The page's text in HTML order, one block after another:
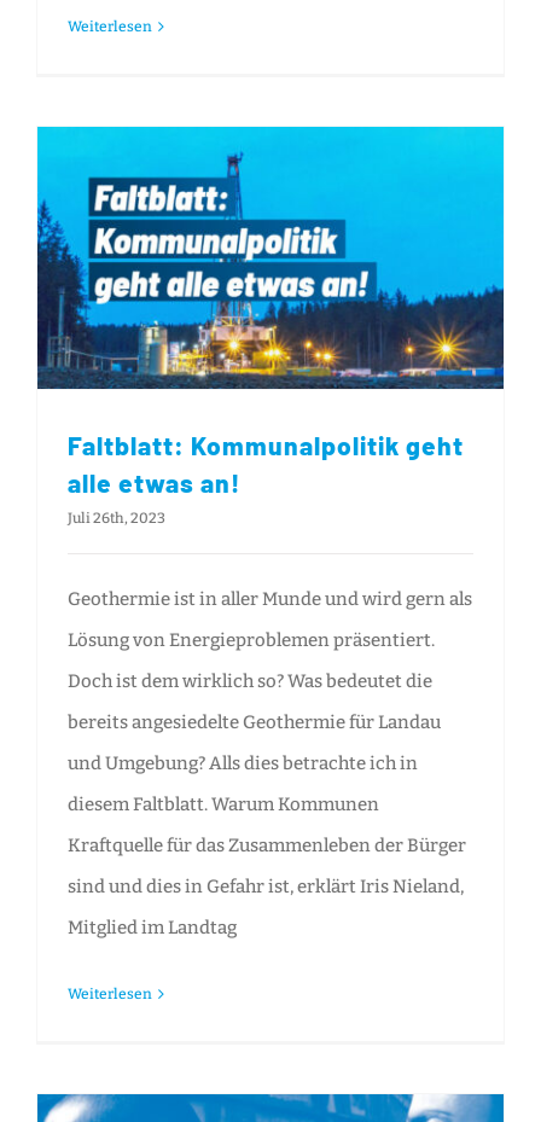
Weiterlesen
Faltblatt: Kommunalpolitik geht
alle etwas an!
Juli 26th, 2023
Geothermie ist in aller Munde und wird gern als
Lösung von Energieproblemen präsentiert.
Doch ist dem wirklich so? Was bedeutet die
bereits angesiedelte Geothermie für Landau
und Umgebung? Alls dies betrachte ich in
diesem Faltblatt. Warum Kommunen
Kraftquelle für das Zusammenleben der Bürger
sind und dies in Gefahr ist, erklärt Iris Nieland,
Mitglied im Landtag
Weiterlesen